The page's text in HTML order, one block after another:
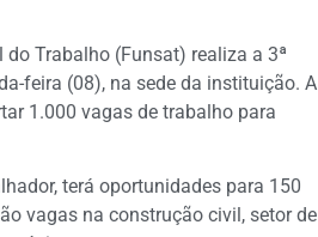
Trabalho (Funsat) realiza a 3ª
feira (08), na sede da instituição. A
1.000 vagas de trabalho para
terá oportunidades para 150
vagas na construção civil, setor de